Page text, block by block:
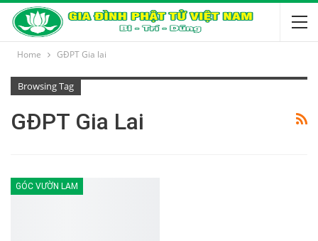
Home GĐPT Gia lai
Browsing Tag
GĐPT Gia Lai
GÓC VƯỜN LAM